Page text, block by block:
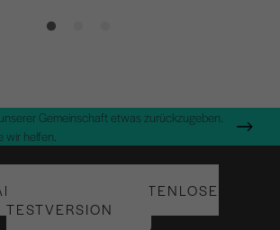
Gemeinschaft etwas zurückzugeben.
wir helfen.
SIE IHRE KOSTENLOSE
TESTVERSION